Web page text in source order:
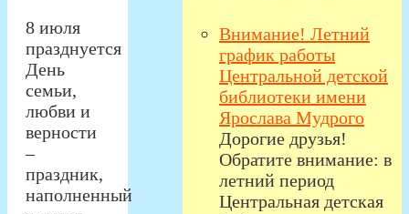
8 июля
празднуется
День
семьи,
любви и
верности
–
праздник,
наполненный
Внимание! Летний
график работы
Центральной детской
библиотеки имени
Ярослава Мудрого
Дорогие друзья!
Обратите внимание: в
летний период
Центральная детская